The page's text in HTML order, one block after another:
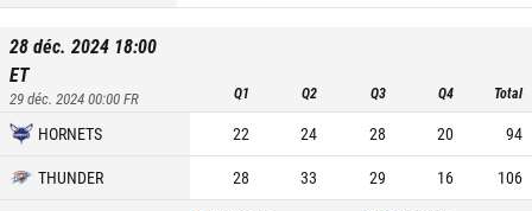
28 déc. 2024 18:00
ET
29 déc. 2024 00:00FR Q1 Q2 Q3 Q4 Total
HORNETS 22 24 28 20
94
THUNDER
28 33 29 16 106